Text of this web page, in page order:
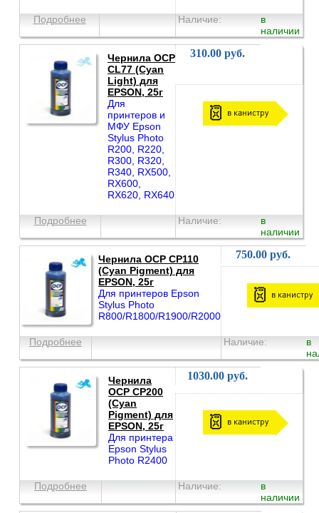
Подробнее Наличие:
в
наличии
Чернила OCP
CL77 (Cyan
Light) для
EPSON, 25г
Для
принтеров и
МФУ Epson
Stylus Photo
R200, R220,
R300, R320,
R340, RX500,
RX600,
RX620, RX640
310.00 руб.
в канистру
Подробнее Наличие:
в
наличии
Чернила OCP CP110
(Cyan Pigment) для
EPSON, 25г
Для принтеров Epson
Stylus Photo
R800/R1800/R1900/R2000
750.00 руб.
в канистру
Подробнее Наличие:
в
Чернила
OCP CP200
(Cyan
Pigment) для
EPSON, 25г
Для принтера
Epson Stylus
Photo R2400
1030.00 руб.
в канистру
Подробнее Наличие:
в
наличии